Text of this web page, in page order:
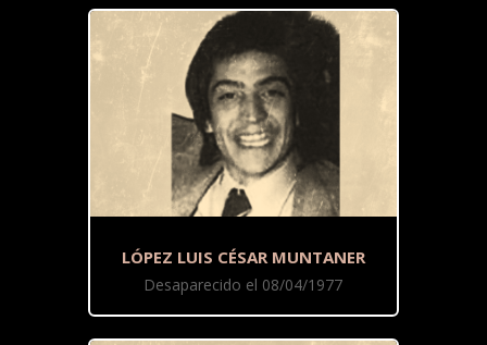
LÓPEZ LUIS CÉSAR MUNTANER
Desaparecido el 08/04/1977